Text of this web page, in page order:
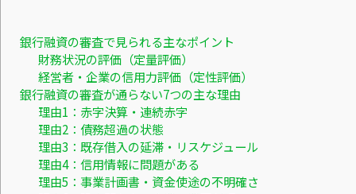
銀行融資の審査で見られる主なポイント
財務状況の評価（定量評価）
経営者・企業の信用力評価（定性評価）
銀行融資の審査が通らない7つの主な理由
理由1：赤字決算・連続赤字
理由2：債務超過の状態
理由3：既存借入の延滞・リスケジュール
理由4：信用情報に問題がある
理由5：事業計画書・資金使途の不明確さ